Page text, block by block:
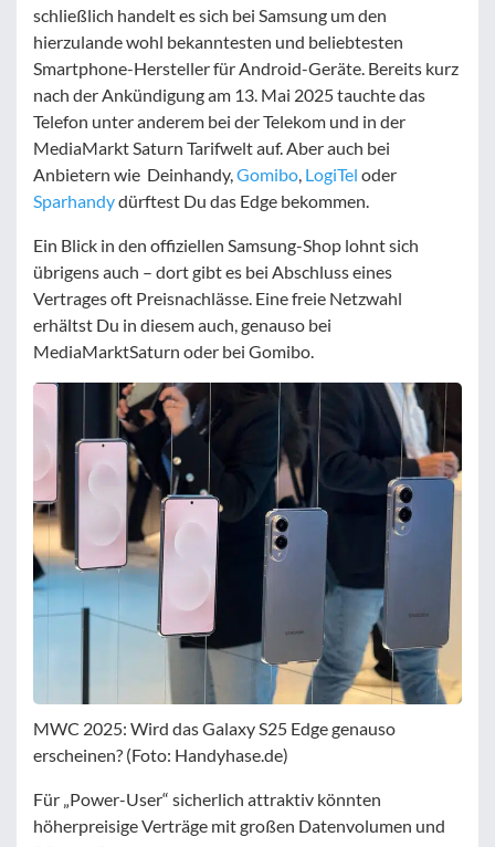
schließlich handelt es sich bei Samsung um den
hierzulande wohl bekanntesten und beliebtesten
Smartphone-Hersteller für Android-Geräte. Bereits kurz
nach der Ankündigung am 13. Mai 2025 tauchte das
Telefon unter anderem bei der Telekom und in der
MediaMarkt Saturn Tarifwelt auf. Aber auch bei
Anbietern wie Deinhandy,Gomibo, LogiTel oder
Sparhandydürftest Du das Edge bekommen.
Ein Blick in den offiziellen Samsung-Shop lohnt sich
übrigens auch – dort gibt es bei Abschluss eines
Vertrages oft Preisnachlässe. Eine freie Netzwahl
erhältst Du in diesem auch, genauso bei
MediaMarktSaturn oder bei Gomibo.
MWC 2025: Wird das Galaxy S25 Edge genauso
erscheinen? (Foto: Handyhase.de)
Für „Power-User“ sicherlich attraktiv könnten
höherpreisige Verträge mit großen Datenvolumen und